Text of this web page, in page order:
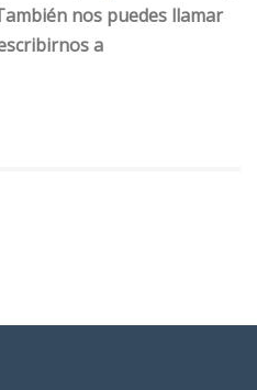
nos puedes llamar
a